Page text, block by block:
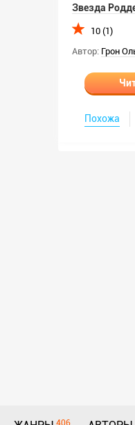
Звезда
10 (1)
Автор: Грон
Похожа
406